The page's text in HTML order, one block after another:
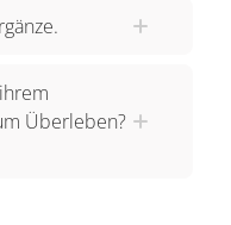
Überleben?